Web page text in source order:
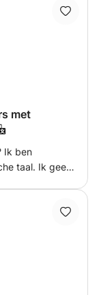
met hun
van
ook
onderwijs
met
Ik ben
taal. Ik geef
te